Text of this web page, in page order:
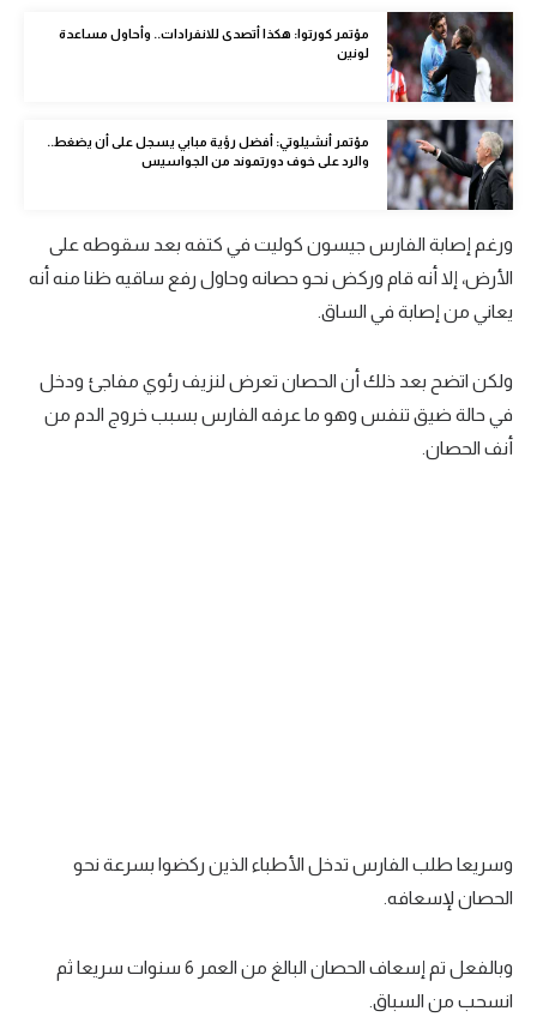
كرة السلة الأمريكية
كرة سلة
كرة يد
كرة طائرة
في المونديال
رياضة نسائية
آسيا
أمريكا
كويز في الجول
مؤتمر كورتوا: هكذا أتصدى للانفرادات.. وأحاول مساعدة
لونين
مؤتمر أنشيلوتي: أفضل رؤية مبابي يسجل على أن يضغط..
والرد على خوف دورتموند من الجواسيس
ورغم إصابة الفارس جيسون كوليت في كتفه بعد سقوطه على
الأرض، إلا أنه قام وركض نحو حصانه وحاول رفع ساقيه ظنا منه أنه
يعاني من إصابة في الساق.
ولكن اتضح بعد ذلك أن الحصان تعرض لنزيف رئوي مفاجئ ودخل
في حالة ضيق تنفس وهو ما عرفه الفارس بسبب خروج الدم من
أنف الحصان.
وسريعا طلب الفارس تدخل الأطباء الذين ركضوا بسرعة نحو
الحصان لإسعافه.
وبالفعل تم إسعاف الحصان البالغ من العمر 6 سنوات سريعا ثم
انسحب من السباق.